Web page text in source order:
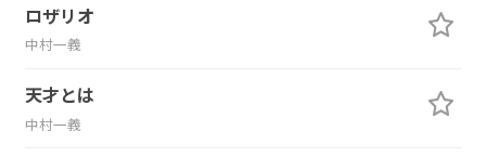
ロザリオ
中村一義
天才とは
中村一義